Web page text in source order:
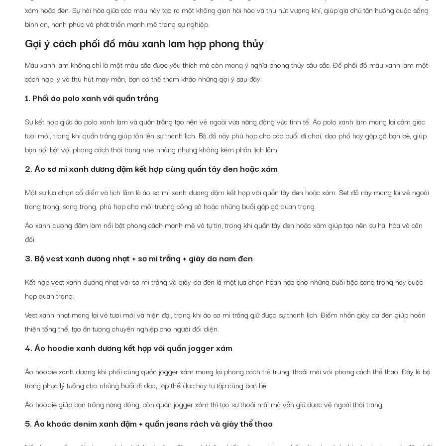
xám hoặc đen. Sự hài hòa giữa các màu này tạo ra một không gian hài hòa và thu hút vượng khí, giúp gia chủ tận hưởng cuộc sống
bình an, hạnh phúc và phát triển mạnh mẽ trong sự nghiệp.
Gợi ý cách phối đồ màu xanh lam hợp phong thủy
Màu xanh lam không chỉ là một màu sắc được yêu thích mà còn mang ý nghĩa phong thủy sâu sắc. Để phối đồ màu xanh lam một
cách hợp lý và thu hút may mắn, bạn có thể tham khảo những gợi ý sau đây:
1. Phối áo polo xanh với quần trắng
Sự kết hợp giữa áo polo xanh lam và quần trắng tạo nên vẻ ngoài vừa năng động vừa tinh tế. Áo polo xanh lam mang lại cảm giác
tươi mới, trong khi quần trắng giúp tôn lên sự thanh lịch. Bộ đồ này phù hợp cho các buổi đi chơi, dạo phố hay gặp gỡ bạn bè, giúp
bạn nổi bật với phong cách thời trang nhẹ nhàng nhưng không kém phần lịch lãm.
2. Áo sơ mi xanh dương đậm kết hợp cùng quần tây đen hoặc xám
Một sự lựa chọn cổ điển và lịch lãm là áo sơ mi xanh dương đậm kết hợp với quần tây đen hoặc xám. Set đồ này mang lại vẻ ngoài
trang trọng, sang trọng, phù hợp cho môi trường công sở hoặc những buổi gặp gỡ quan trọng.
Áo xanh dương đậm làm nổi bật phong cách mạnh mẽ và tự tin, trong khi quần tây đen hoặc xám giúp tạo nên sự hài hòa và cân
đối.
3. Bộ vest xanh dương nhạt + sơ mi trắng + giày da nam đen
Kết hợp vest xanh dương nhạt với sơ mi trắng và giày da đen là một lựa chọn hoàn hảo cho những buổi tiệc sang trọng hay cuộc
họp quan trọng.
Vest xanh nhạt mang lại vẻ tươi mới và hiện đại, trong khi áo sơ mi trắng giữ được sự thanh lịch. Điểm nhấn giày da đen giúp hoàn
thiện tổng thể, tạo ấn tượng chuyên nghiệp cho người đối diện.
4. Áo hoodie xanh dương kết hợp với quần jogger xám
Áo hoodie xanh dương khi phối cùng quần jogger xám mang lại phong cách trẻ trung, thoải mái với phong cách thể thao. Đây là bộ
trang phục lý tưởng cho những buổi đi dạo, tập thể dục hay tụ tập cùng bạn bè.
Áo hoodie giúp bạn trông năng động, còn quần jogger xám thì tạo sự thoải mái mà vẫn giữ được vẻ ngoài thời trang.
5. Áo khoác denim xanh đậm + quần jeans rách và giày thể thao